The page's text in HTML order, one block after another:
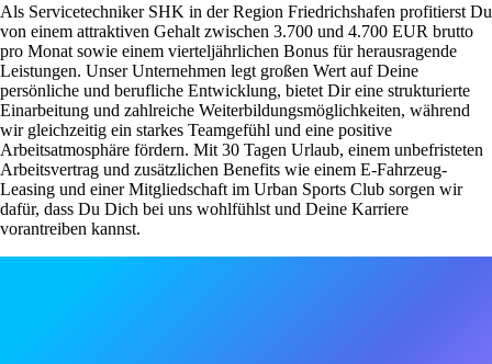
Als Servicetechniker SHK in der Region Friedrichshafen profitierst Du
von einem attraktiven Gehalt zwischen 3.700 und 4.700 EUR brutto
pro Monat sowie einem vierteljährlichen Bonus für herausragende
Leistungen. Unser Unternehmen legt großen Wert auf Deine
persönliche und berufliche Entwicklung, bietet Dir eine strukturierte
Einarbeitung und zahlreiche Weiterbildungsmöglichkeiten, während
wir gleichzeitig ein starkes Teamgefühl und eine positive
Arbeitsatmosphäre fördern. Mit 30 Tagen Urlaub, einem unbefristeten
Arbeitsvertrag und zusätzlichen Benefits wie einem E-Fahrzeug-
Leasing und einer Mitgliedschaft im Urban Sports Club sorgen wir
dafür, dass Du Dich bei uns wohlfühlst und Deine Karriere
vorantreiben kannst.